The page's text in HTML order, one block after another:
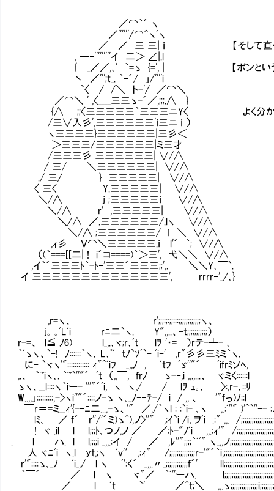
／⌒｀´ ヽ
／''''''/⌒＾ヽﾞヽ
／ ／ 三 三| ｉ 【そして直ぐに音もなく
, ─‐'''''''''イ 二＞ ∠|.l
{ _／／,､' ｀=ゝ {=', | 【ポンという音がするだと
丶 ／''';t_. ｀‐´/ 」/''''i
`〈 / /＼ ト-'/ ／⌒＼
／⌒＼ ' ,〈____三三ゝ-´／,;;;.∧ }
{∧ ;;〈三三三三三｀三三三ニY〈 よく分かりまし
/三∨入彡',三三三三三三'ｉ三ニ ｉ ）
ヽ三三三三}三三三三三三|三彡＜
＞三三三/三三三三三三|ミ三才
/三三三彡 三三三三三三| ∨/∧
/ 三/ ＼三三三三三三| ∨/∧
./ 三/ } 三三三三三| ∨/∧
〈 三〈 Y.三三三三三| ∨/∧
＼/∧ j ;三三三三三ｉ ∨/∧
＼/∧ r' ,三三三三三| ∨/∧
＼/∧ ／.三三三三三三/.lヽ ∨/∧
＼/∧ ;三三三三三三/ ｌ ＼ ∨/∧
,ｨ彡 Ｖ⌒＼三三三三三.ｉ l'´ ｀; ∨/∧
（(｀===[[二| ! i´コ====)｀＞三', 弋＼＼ ∨/∧
,イ｀´三三三ﾄ｀-ﾄ‐'三三´三三三;;',. ＼＼Y､￣`.
イ 三三三三三三三三三三三三三三', rrrr‐'_/､}
,r=ヽ、 r';;;:;:;;:::;;;;;;;;;;;;ヽ、
j｡ ｡ﾞLﾞi rﾆ二`ヽ. Y",,..、ｰt;;;;;;;;;;;）
r-=、 l≦ ﾉ6)＿ l_,.､ヾ;r､ﾞt lｦ '・= ）rテ-┴- ､
｀ﾞゝヽ、`ｰ! ﾉ::::::｀ヽ､ L､ﾟﾞ tﾉ`ｿﾞ`ｰ ﾞiｰ' ,r"彡彡三ﾐミ｀ヽ.
にｰ `ヾヽ'":::::::::::: ｨ"^ﾞiﾌ _,,ﾉ , ﾞtﾌ ﾞゞ''"´ ﾞifrﾐソﾍ,
,.、 ｀~iヽ､. ｀~`''"´ ﾞt （,,￣, frﾉ ゝ-‐,i ,,.,...、 ヾミく::::::l
ゝヽ、__l::::ヽ｀iー- '''"´ﾞi, ヽ ヽ,/ / lｦ ｪ｡､ 〉:,r-､
W..,,」:::::::::,->ヽi''"´::::ノ-ゝ ヽ､_ﾉｰ‐ﾃ-/ i / ,, 、 '"fっ)ﾉ::l
￣r＝=ミ__ｨ'{-‐ﾆ二...,-ゝ、'″ ／,/｀ヽl : :`i- ､ヽ ,.:ﾞ''"
lﾐ､ ／ f´ r''/'´ミ)ゝ^),ノ>''" ,:ｲ`i /i､ヲﾞi .:" ,,. /;;;;;;;;;;;;;;;;;;;
! ヾ .il l l;;;ﾄ､つノ,ノ ／ ／:ﾄ-"ﾉﾞi ,,.:ｨ'" /
. l ハ. l l;;;;i _,,.:イ / ／ ,ﾚ''";;;;｀ﾞﾞ" ヽ_,,ノ
人 ヾﾆﾞi ヽ.l yt,;ヽ ﾞv'′ ,:ｨ" /;;;;;;;;;;;;;;r-'"´｀
r'"::::ゝ､_ﾉ ﾞi_,/ l ヽ ﾞ':く´ _,,.〃_;;;;;;;;;;;;f´'
｀￣´ ／ l ヽ ヾ"／ ｀ﾞ''ーハ.
／ l ﾞt `' ／^t;＼ ,,.ゝ